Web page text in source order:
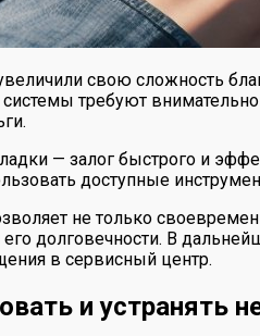
свою сложность
требуют
— залог быстрого и
доступные
не только
долговечности. В
в сервисный центр.
и устранять